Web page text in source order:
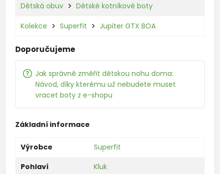
Dětská obuv Dětské kotníkové boty
Kolekce Superfit Jupiter GTX BOA
Doporučujeme
Jak správně změřit dětskou nohu doma:
Návod, díky kterému už nebudete muset
vracet boty z e-shopu
Základní informace
Výrobce
Superfit
Pohlaví
Kluk